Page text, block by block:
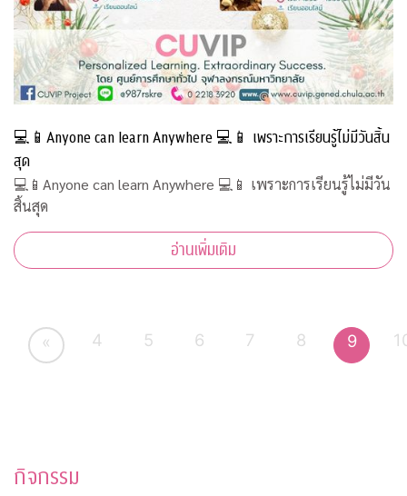
💻📱Anyone can learn Anywhere 💻📱 เพราะการเรียนรู้ไม่มีวันสิ้น
สุด
💻📱Anyone can learn Anywhere 💻📱 เพราะการเรียนรู้ไม่มีวัน
สิ้นสุด
อ่านเพิ่มเติม
« 4 5 6 7 8 9
กิจกรรม